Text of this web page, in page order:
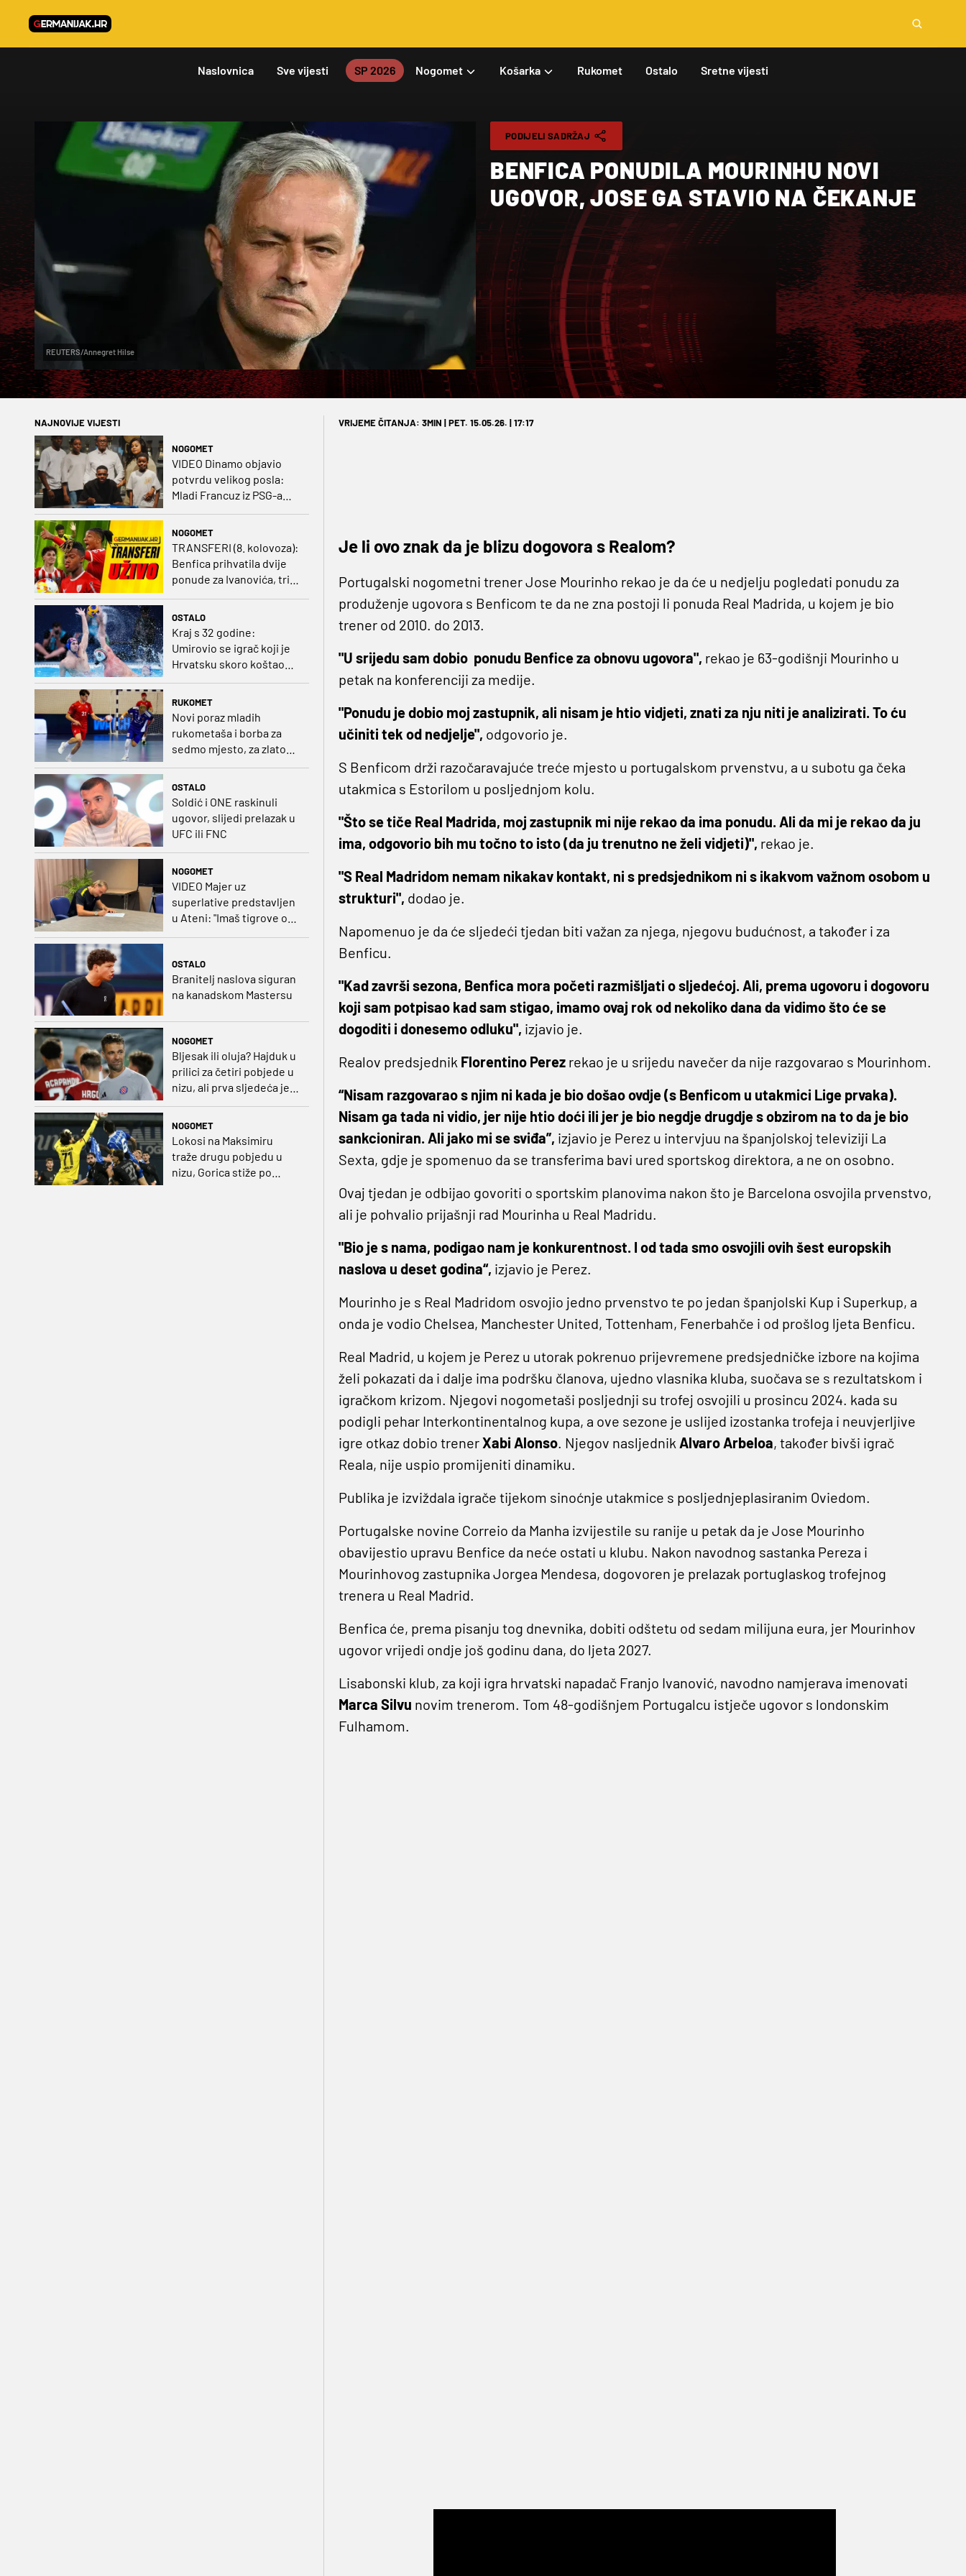
Naslovnica Sve vijesti SP 2026 Nogomet Košarka Rukomet Ostalo Sretne vijesti
REUTERS/Annegret Hilse
PODIJELI SADRŽAJ
BENFICA PONUDILA MOURINHU NOVI
UGOVOR, JOSE GA STAVIO NA ČEKANJE
NAJNOVIJE VIJESTI
NOGOMET
VIDEO Dinamo objavio
potvrdu velikog posla:
Mladi Francuz iz PSG-a
NOGOMET
TRANSFERI (8. kolovoza):
Benfica prihvatila dvije
ponude za Ivanovića, tri
OSTALO
Kraj s 32 godine:
Umirovio se igrač koji je
Hrvatsku skoro koštao
svjetskog zlata
RUKOMET
Novi poraz mladih
rukometaša i borba za
sedmo mjesto, za zlato
se bore Slovenci i
OSTALO
Soldić i ONE raskinuli
ugovor, slijedi prelazak u
UFC ili FNC
NOGOMET
VIDEO Majer uz
superlative predstavljen
u Ateni: "Imaš tigrove oči,
OSTALO
Branitelj naslova siguran
na kanadskom Mastersu
NOGOMET
Bljesak ili oluja? Hajduk u
prilici za četiri pobjede u
nizu, ali prva sljedeća je
NOGOMET
Lokosi na Maksimiru
traže drugu pobjedu u
nizu, Gorica stiže po
VRIJEME ČITANJA: 3MIN | PET. 15.05.26. | 17:17
Je li ovo znak da je blizu dogovora s Realom?
Portugalski nogometni trener Jose Mourinho rekao je da će u nedjelju pogledati ponudu za
produženje ugovora s Benficom te da ne zna postoji li ponuda Real Madrida, u kojem je bio
trener od 2010. do 2013.
"U srijedu sam dobio ponudu Benfice za obnovu ugovora", rekao je 63-godišnji Mourinho u
petak na konferenciji za medije.
"Ponudu je dobio moj zastupnik, ali nisam je htio vidjeti, znati za nju niti je analizirati. To ću
učiniti tek od nedjelje", odgovorio je.
S Benficom drži razočaravajuće treće mjesto u portugalskom prvenstvu, a u subotu ga čeka
utakmica s Estorilom u posljednjom kolu.
"Što se tiče Real Madrida, moj zastupnik mi nije rekao da ima ponudu. Ali da mi je rekao da ju
ima, odgovorio bih mu točno to isto (da ju trenutno ne želi vidjeti)", rekao je.
"S Real Madridom nemam nikakav kontakt, ni s predsjednikom ni s ikakvom važnom osobom u
strukturi", dodao je.
Napomenuo je da će sljedeći tjedan biti važan za njega, njegovu budućnost, a također i za
Benficu.
"Kad završi sezona, Benfica mora početi razmišljati o sljedećoj. Ali, prema ugovoru i dogovoru
koji sam potpisao kad sam stigao, imamo ovaj rok od nekoliko dana da vidimo što će se
dogoditi i donesemo odluku", izjavio je.
Realov predsjednik Florentino Perezrekao je u srijedu navečer da nije razgovarao s Mourinhom.
“Nisam razgovarao s njim ni kada je bio došao ovdje (s Benficom u utakmici Lige prvaka).
Nisam ga tada ni vidio, jer nije htio doći ili jer je bio negdje drugdje s obzirom na to da je bio
sankcioniran. Ali jako mi se sviđa”, izjavio je Perez u intervjuu na španjolskoj televiziji La
Sexta, gdje je spomenuo da se transferima bavi ured sportskog direktora, a ne on osobno.
Ovaj tjedan je odbijao govoriti o sportskim planovima nakon što je Barcelona osvojila prvenstvo,
ali je pohvalio prijašnji rad Mourinha u Real Madridu.
"Bio je s nama, podigao nam je konkurentnost. I od tada smo osvojili ovih šest europskih
naslova u deset godina“, izjavio je Perez.
Mourinho je s Real Madridom osvojio jedno prvenstvo te po jedan španjolski Kup i Superkup, a
onda je vodio Chelsea, Manchester United, Tottenham, Fenerbahče i od prošlog ljeta Benficu.
Real Madrid, u kojem je Perez u utorak pokrenuo prijevremene predsjedničke izbore na kojima
želi pokazati da i dalje ima podršku članova, ujedno vlasnika kluba, suočava se s rezultatskom i
igračkom krizom. Njegovi nogometaši posljednji su trofej osvojili u prosincu 2024. kada su
podigli pehar Interkontinentalnog kupa, a ove sezone je uslijed izostanka trofeja i neuvjerljive
igre otkaz dobio trenerXabi Alonso. Njegov nasljednik Alvaro Arbeloa, također bivši igrač
Reala, nije uspio promijeniti dinamiku.
Publika je izviždala igrače tijekom sinoćnje utakmice s posljednjeplasiranim Oviedom.
Portugalske novine Correio da Manha izvijestile su ranije u petak da je Jose Mourinho
obavijestio upravu Benfice da neće ostati u klubu. Nakon navodnog sastanka Pereza i
Mourinhovog zastupnika Jorgea Mendesa, dogovoren je prelazak portuglaskog trofejnog
trenera u Real Madrid.
Benfica će, prema pisanju tog dnevnika, dobiti odštetu od sedam milijuna eura, jer Mourinhov
ugovor vrijedi ondje još godinu dana, do ljeta 2027.
Lisabonski klub, za koji igra hrvatski napadač Franjo Ivanović, navodno namjerava imenovati
Marca Silvu novim trenerom. Tom 48-godišnjem Portugalcu istječe ugovor s londonskim
Fulhamom.